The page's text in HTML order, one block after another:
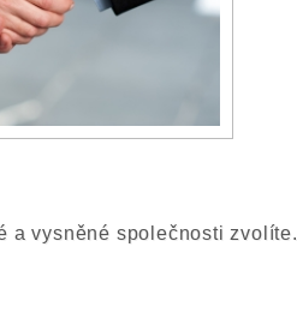
a vysněné společnosti zvolíte.